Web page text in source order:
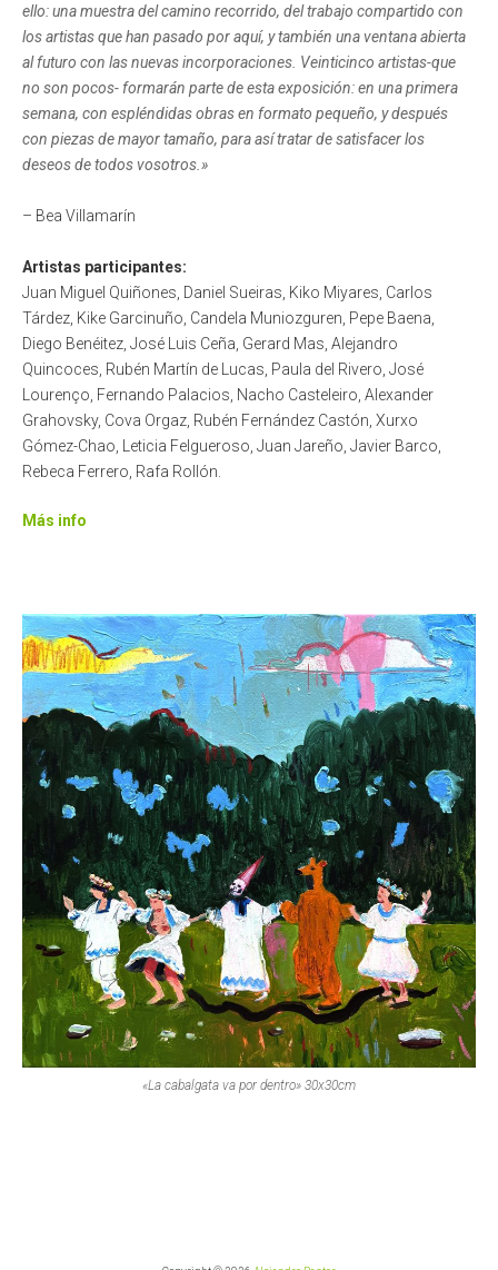
ello: una muestra del camino recorrido, del trabajo compartido con
los artistas que han pasado por aquí, y también una ventana abierta
al futuro con las nuevas incorporaciones. Veinticinco artistas-que
no son pocos- formarán parte de esta exposición: en una primera
semana, con espléndidas obras en formato pequeño, y después
con piezas de mayor tamaño, para así tratar de satisfacer los
deseos de todos vosotros.»
– Bea Villamarín
Artistas participantes:
Juan Miguel Quiñones, Daniel Sueiras, Kiko Miyares, Carlos
Tárdez, Kike Garcinuño, Candela Muniozguren, Pepe Baena,
Diego Benéitez, José Luis Ceña, Gerard Mas, Alejandro
Quincoces, Rubén Martín de Lucas, Paula del Rivero, José
Lourenço, Fernando Palacios, Nacho Casteleiro, Alexander
Grahovsky, Cova Orgaz, Rubén Fernández Castón, Xurxo
Gómez-Chao, Leticia Felgueroso, Juan Jareño, Javier Barco,
Rebeca Ferrero, Rafa Rollón.
Más info
«La cabalgata va por dentro» 30x30cm